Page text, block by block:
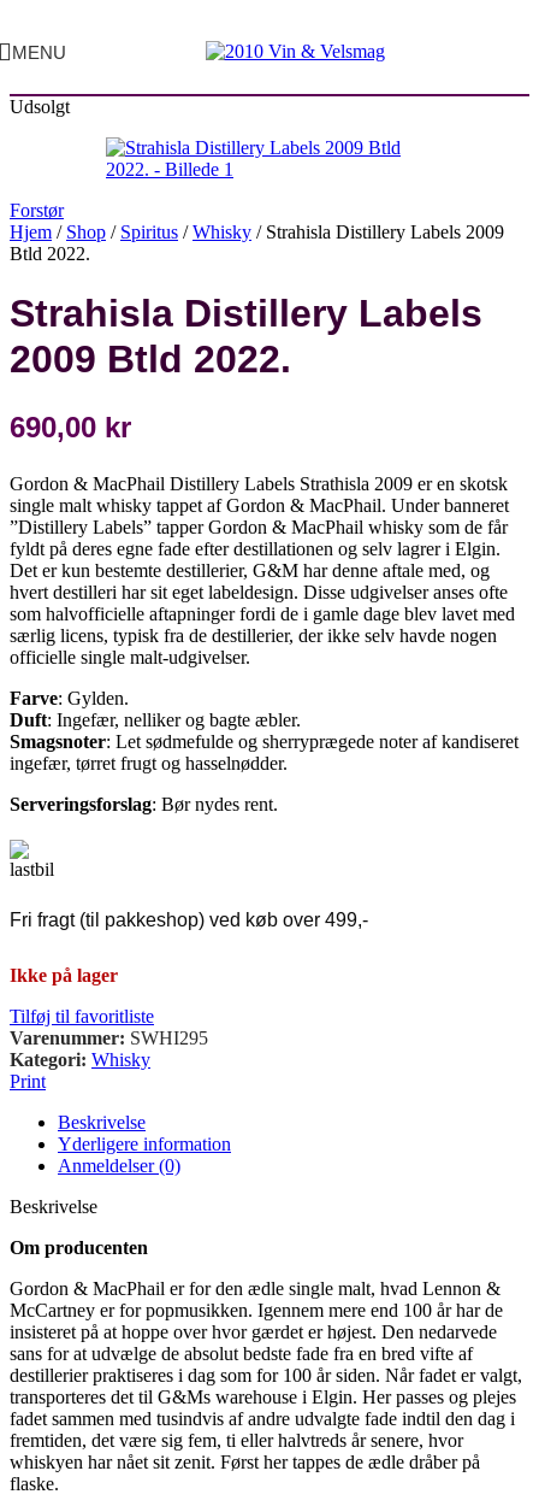
MENU
Udsolgt
Forstør
Hjem / Shop / Spiritus /Whisky / Strahisla Distillery Labels 2009
Btld 2022.
Strahisla Distillery Labels
2009 Btld 2022.
690,00 kr
Gordon & MacPhail Distillery Labels Strathisla 2009 er en skotsk
single malt whisky tappet af Gordon & MacPhail. Under banneret
”Distillery Labels” tapper Gordon & MacPhail whisky som de får
fyldt på deres egne fade efter destillationen og selv lagrer i Elgin.
Det er kun bestemte destillerier, G&M har denne aftale med, og
hvert destilleri har sit eget labeldesign. Disse udgivelser anses ofte
som halvofficielle aftapninger fordi de i gamle dage blev lavet med
særlig licens, typisk fra de destillerier, der ikke selv havde nogen
officielle single malt-udgivelser.
Farve: Gylden.
Duft: Ingefær, nelliker og bagte æbler.
Smagsnoter: Let sødmefulde og sherryprægede noter af kandiseret
ingefær, tørret frugt og hasselnødder.
Serveringsforslag: Bør nydes rent.
Fri fragt (til pakkeshop) ved køb over 499,-
Ikke på lager
Tilføj til favoritliste
Varenummer: SWHI295
Kategori: Whisky
Print
Beskrivelse
Yderligere information
Anmeldelser (0)
Beskrivelse
Om producenten
Gordon & MacPhail er for den ædle single malt, hvad Lennon &
McCartney er for popmusikken. Igennem mere end 100 år har de
insisteret på at hoppe over hvor gærdet er højest. Den nedarvede
sans for at udvælge de absolut bedste fade fra en bred vifte af
destillerier praktiseres i dag som for 100 år siden. Når fadet er valgt,
transporteres det til G&Ms warehouse i Elgin. Her passes og plejes
fadet sammen med tusindvis af andre udvalgte fade indtil den dag i
fremtiden, det være sig fem, ti eller halvtreds år senere, hvor
whiskyen har nået sit zenit. Først her tappes de ædle dråber på
flaske.